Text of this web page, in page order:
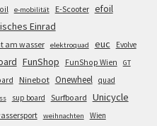
e-mobilität E-Scooter efoil
Einrad
am wasser elektroquad euc
Evolve
FunShop FunShop Wien GT
Ninebot Onewheel quad
sup board Surfboard Unicycle
weihnachten
Wien